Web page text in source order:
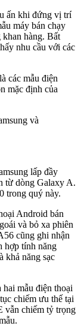
ấn khi đứng vị trí
máy bán chạy
hàng. Bất
nhu cầu với các
các mẫu điện
mặc định của
lấp đầy
từ dòng Galaxy A.
trong quý này.
Android bán
và bỏ xa phiên
cũng ghi nhận
hợp tính năng
khả năng sạc
mẫu điện thoại
chiếm ưu thế tại
chiếm tỷ trọng